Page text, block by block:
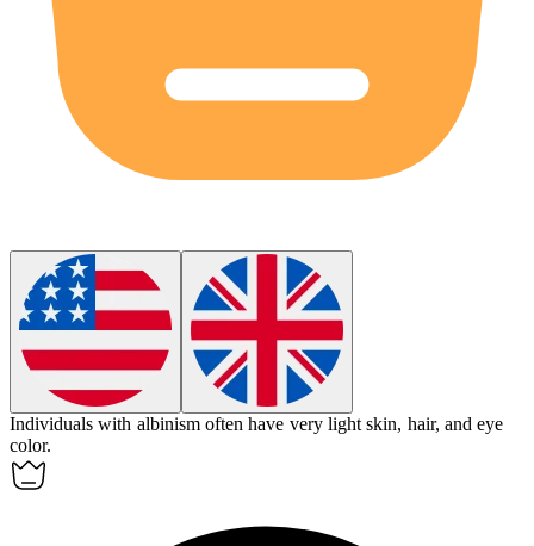
Individuals with albinism often have very light skin, hair, and eye
color.